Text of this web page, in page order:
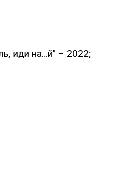
иди на…й" – 2022;